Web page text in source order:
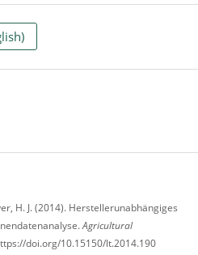
H. J. (2014). Herstellerunabhängiges
Agricultural
doi.org/10.15150/lt.2014.190